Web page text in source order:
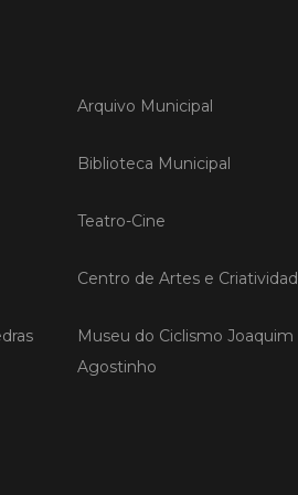
Arquivo Municipal
Biblioteca Municipal
Teatro-Cine
Centro de Artes e
Museu do Ciclismo Joaquim
Agostinho